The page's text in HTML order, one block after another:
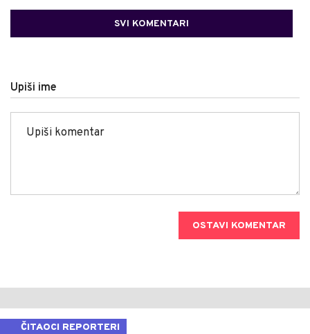
SVI KOMENTARI
Upiši ime
OSTAVI KOMENTAR
ČITAOCI REPORTERI